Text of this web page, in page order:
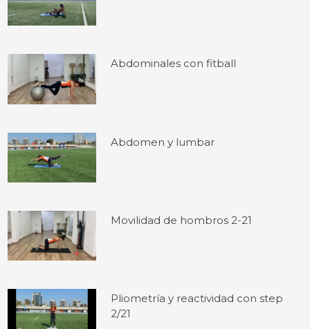
Abdominales con fitball
Abdomen y lumbar
Movilidad de hombros 2-21
Pliometría y reactividad con step
2/21